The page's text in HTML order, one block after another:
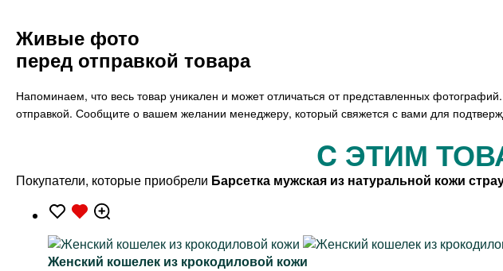
Живые фото
перед отправкой товара
Напоминаем, что весь товар уникален и может отличаться от представленных
отправкой. Сообщите о вашем желании менеджеру, который свяжется с вами для
C ЭТИМ
Покупатели, которые приобрели Барсетка мужская из натуральной кожи
Женский кошелек из крокодиловой кожи